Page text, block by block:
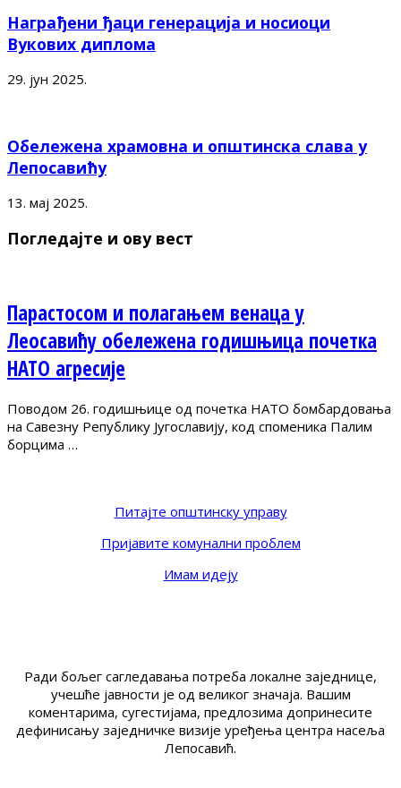
Награђени ђаци генерација и носиоци
Вукових диплома
29. јун 2025.
Обележена храмовна и општинска слава у
Лепосавићу
13. мај 2025.
Погледајте и ову вест
Парастосом и полагањем венаца у
Леосавићу обележена годишњица почетка
НАТО агресије
Поводом 26. годишњице од почетка НАТО бомбардовања
на Савезну Републику Југославију, код споменика Палим
борцима …
Питајте општинску управу
Пријавите комунални проблем
Имам идеју
Ради бољег сагледавања потреба локалне заједнице,
учешће јавности је од великог значаја. Вашим
коментарима, сугестијама, предлозима допринесите
дефинисању заједничке визије уређења центра насеља
Лепосавић.